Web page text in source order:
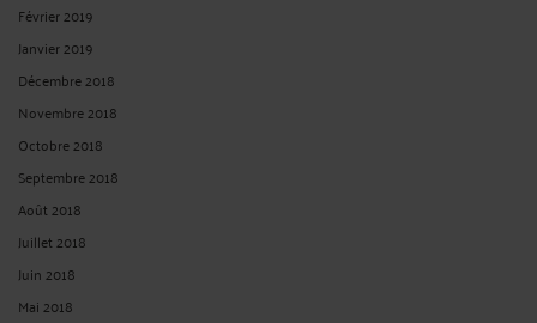
Février 2019
Janvier 2019
Décembre 2018
Novembre 2018
Octobre 2018
Septembre 2018
Août 2018
Juillet 2018
Juin 2018
Mai 2018